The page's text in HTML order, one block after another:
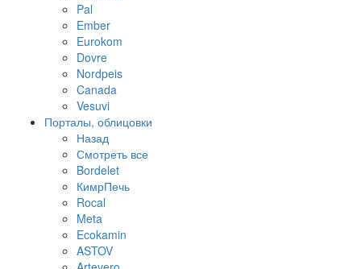
Pal
Ember
Eurokom
Dovre
Nordpeis
Canada
Vesuvi
Порталы, облицовки
Назад
Смотреть все
Bordelet
КимрПечь
Rocal
Meta
Ecokamin
ASTOV